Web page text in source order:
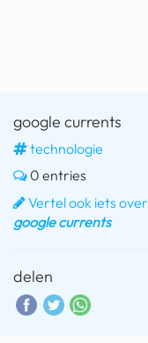
armand duplantis
duitsland
chevrolet mohawk
google currents
technologie
0 entries
Vertel ook iets over
google currents
delen